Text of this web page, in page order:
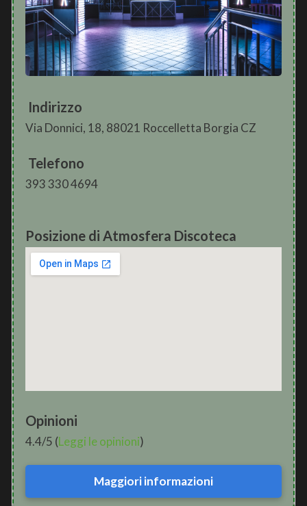
Indirizzo
Via Donnici, 18, 88021 Roccelletta Borgia CZ
Telefono
393 330 4694
Posizione di Atmosfera Discoteca
Opinioni
4.4/5 (Leggi le opinioni)
Maggiori informazioni